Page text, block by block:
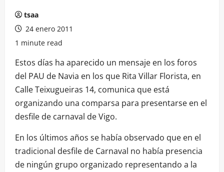
tsaa
24 enero 2011
1 minute read
Estos días ha aparecido un mensaje en los foros
del PAU de Navia en los que Rita Villar Florista, en
Calle Teixugueiras 14, comunica que está
organizando una comparsa para presentarse en el
desfile de carnaval de Vigo.
En los últimos años se había observado que en el
tradicional desfile de Carnaval no había presencia
de ningún grupo organizado representando a la